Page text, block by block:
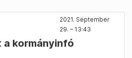
2021. September
29. – 13:43
a kormányinfó